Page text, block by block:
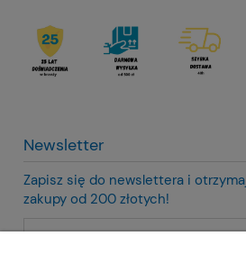
Newsletter
Zapisz się do newslettera i
zakupy od 200 złotych!